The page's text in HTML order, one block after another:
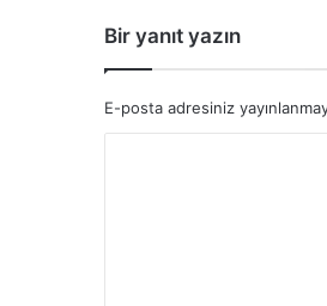
Bir yanıt yazın
E-posta adresiniz